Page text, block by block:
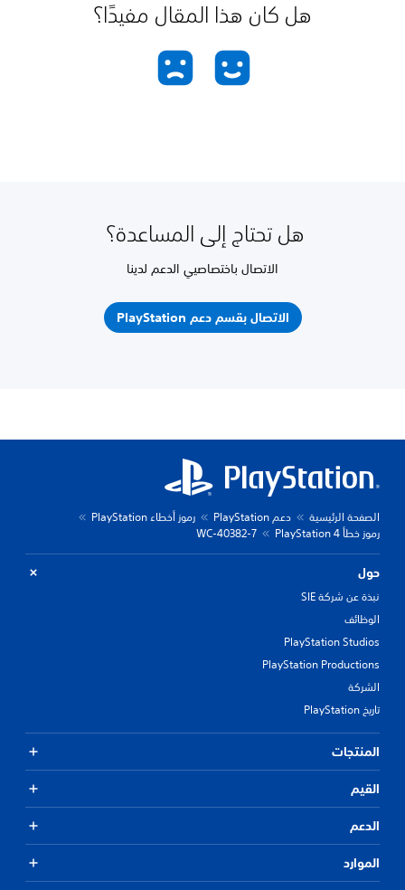
هل كان هذا المقال مفيدًا؟
هل تحتاج إلى المساعدة؟
الاتصال باختصاصيي الدعم لدينا
الاتصال بقسم دعم PlayStation
الصفحة الرئيسية دعم PlayStation
رموز أخطاء PlayStation
رموز خطأ PlayStation 4
WC-40382-7
حول
نبذة عن شركة SIE
الوظائف
PlayStation Studios
PlayStation Productions
الشركة
تاريخ PlayStation
المنتجات
القيم
الدعم
الموارد